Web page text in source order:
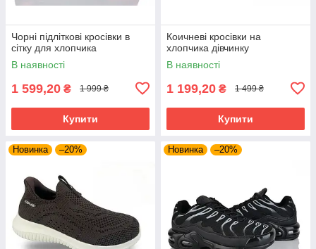
Чорні підліткові кросівки в
сітку для хлопчика
В наявності
1 599,20 ₴ 1 999 ₴
Купити
Коичневі кросівки на
хлопчика дівчинку
В наявності
1 199,20 ₴ 1 499 ₴
Купити
Новинка –20% Новинка –20%